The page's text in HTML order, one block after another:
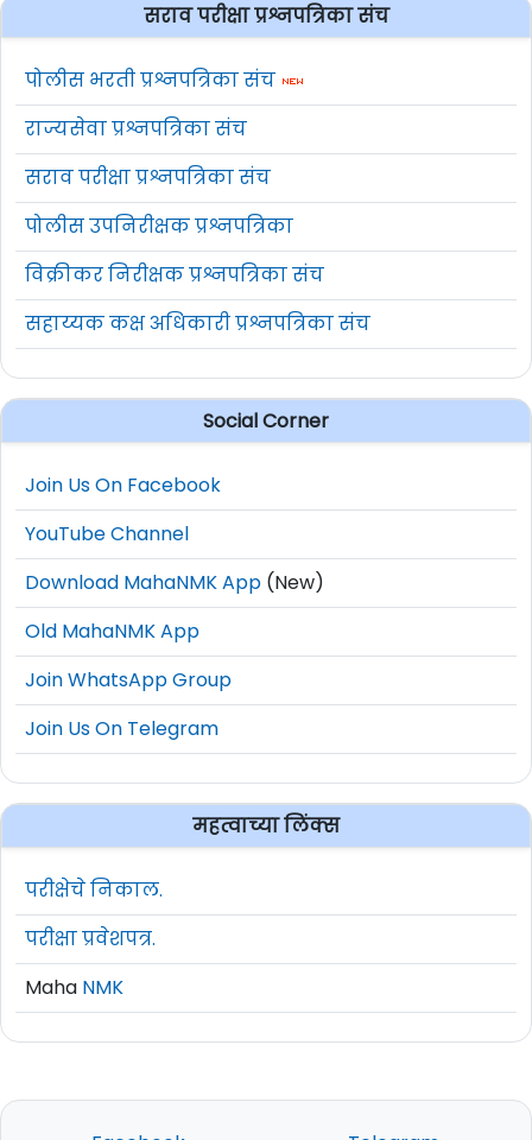
सराव परीक्षा प्रश्नपत्रिका संच
पोलीस भरती प्रश्नपत्रिका संच
राज्यसेवा प्रश्नपत्रिका संच
सराव परीक्षा प्रश्नपत्रिका संच
पोलीस उपनिरीक्षक प्रश्नपत्रिका
विक्रीकर निरीक्षक प्रश्नपत्रिका संच
सहाय्यक कक्ष अधिकारी प्रश्नपत्रिका संच
Social Corner
Join Us On Facebook
YouTube Channel
Download MahaNMK App (New)
Old MahaNMK App
Join WhatsApp Group
Join Us On Telegram
महत्वाच्या लिंक्स
परीक्षेचे निकाल.
परीक्षा प्रवेशपत्र.
Maha NMK